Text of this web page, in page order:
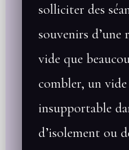
solliciter des
souvenirs
vide que
combler, un
insupportable
d’isolement ou